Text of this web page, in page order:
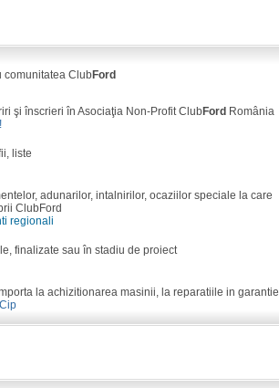
comunitatea ClubFord
şi înscrieri în Asociaţia Non-Profit ClubFord România
liste
adunarilor, intalnirilor, ocaziilor speciale la care
ClubFord
regionali
finalizate sau în stadiu de proiect
la achizitionarea masinii, la reparatiile in garantie